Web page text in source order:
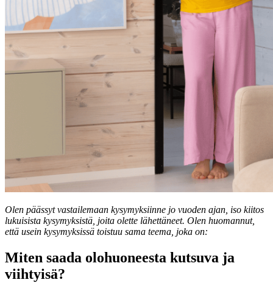
Olen päässyt vastailemaan kysymyksiinne jo vuoden ajan, iso kiitos
lukuisista kysymyksistä, joita olette lähettäneet. Olen huomannut,
että usein kysymyksissä toistuu sama teema, joka on:
Miten saada olohuoneesta kutsuva ja
viihtyisä?